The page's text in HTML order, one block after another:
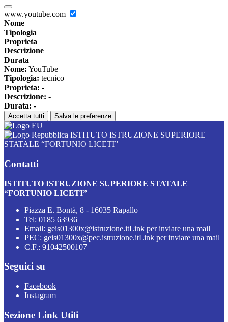
www.youtube.com
Nome
Tipologia
Proprieta
Descrizione
Durata
Nome: YouTube
Tipologia: tecnico
Proprieta: -
Descrizione: -
Durata: -
Accetta tutti Salva le preferenze
ISTITUTO ISTRUZIONE SUPERIORE
STATALE “FORTUNIO LICETI”
Contatti
ISTITUTO ISTRUZIONE SUPERIORE STATALE
“FORTUNIO LICETI”
Piazza E. Bontà, 8 - 16035 Rapallo
Tel: 0185 63936
Email: geis01300x@istruzione.itLink per inviare una mail
PEC: geis01300x@pec.istruzione.itLink per inviare una mail
C.F.: 91042500107
Seguici su
Facebook
Instagram
Sezione Link Utili